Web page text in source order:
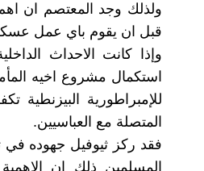
ولذلك وجد المعتصم ان اهم
قبل ان يقوم باي عمل
وإذا كانت الاحداث
استكمال مشروع اخيه
للإمبراطورية
المتصلة مع العباسيين.
فقد ركز ثيوفيل جهوده في
المسلمين ذلك ان الاهمية